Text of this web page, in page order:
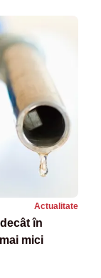
Actualitate
în
mici